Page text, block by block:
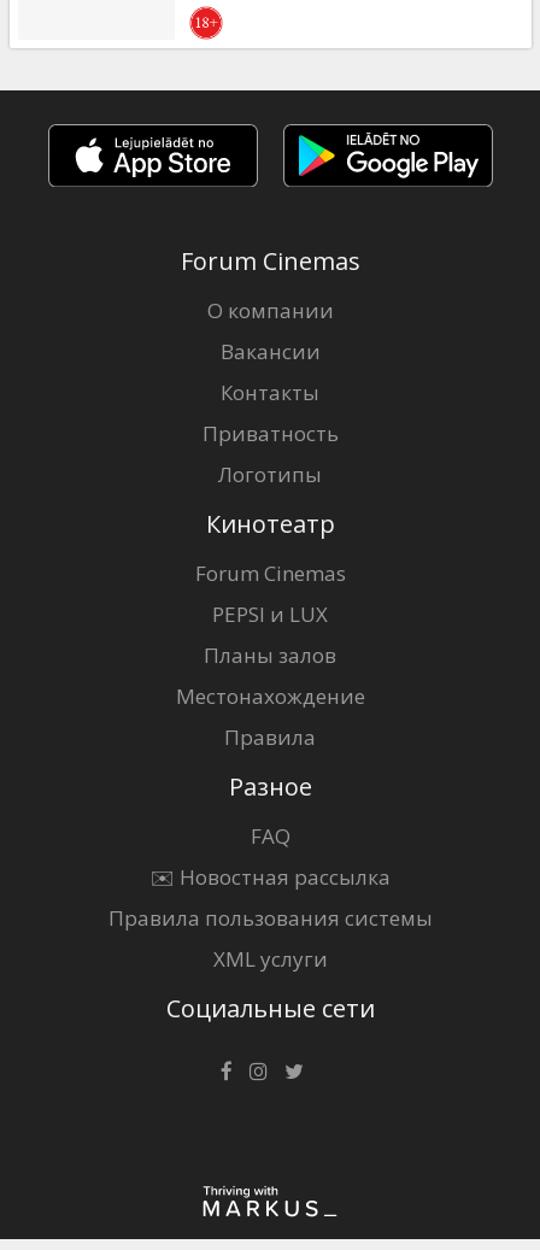
Forum Cinemas
О компании
Вакансии
Контакты
Приватность
Логотипы
Кинотеатр
Forum Cinemas
PEPSI и LUX
Планы залов
Местонахождение
Правила
Разное
FAQ
✉️ Новостная рассылка
Правила пользования системы
XML услуги
Социальные сети